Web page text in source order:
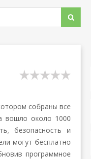
собраны все
вошло около 1000
безопасность и
могут бесплатно
программное